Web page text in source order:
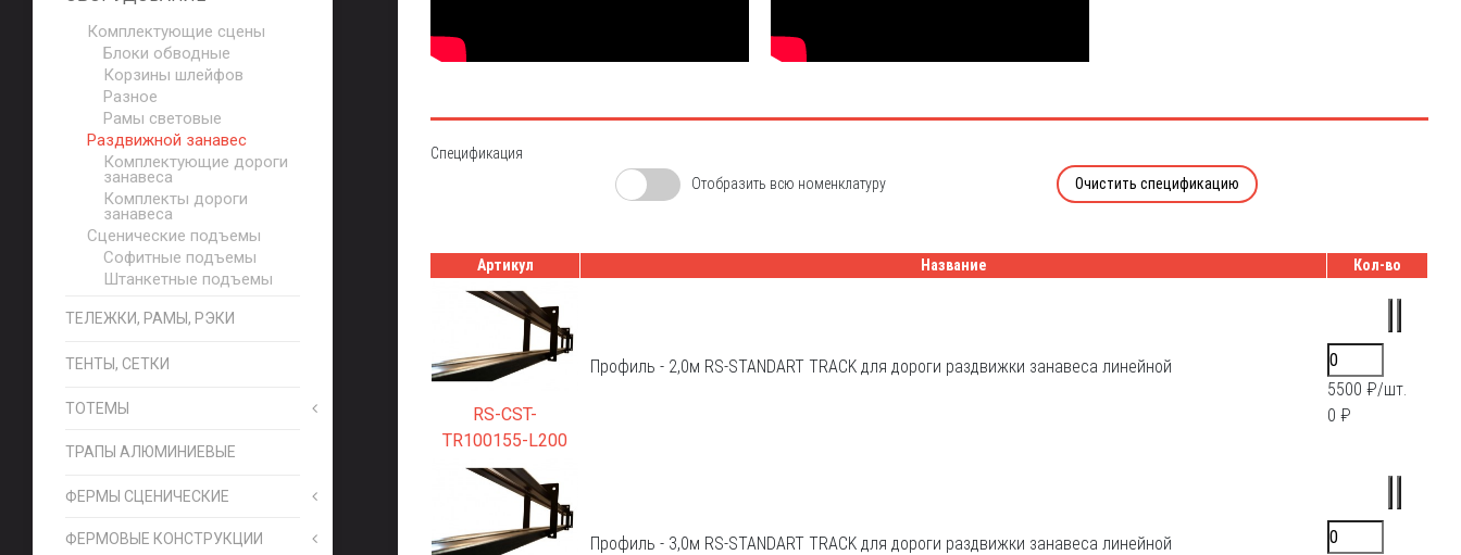
Комплектующие сцены
Блоки обводные
Корзины шлейфов
Разное
Рамы световые
Раздвижной занавес
Комплектующие дороги
занавеса
Комплекты дороги
занавеса
Сценические подъемы
Софитные подъемы
Штанкетные подъемы
ТЕЛЕЖКИ, РАМЫ, РЭКИ
ТЕНТЫ, СЕТКИ
ТОТЕМЫ
ТРАПЫ АЛЮМИНИЕВЫЕ
ФЕРМЫ СЦЕНИЧЕСКИЕ
ФЕРМОВЫЕ КОНСТРУКЦИИ
Спецификация
Отобразить всю номенклатуру
Очистить спецификацию
Артикул Название Кол-во
RS-CST-
TR100155-L200
Профиль - 2,0м RS-STANDART TRACK для дороги раздвижки занавеса линейной
5500 ₽/шт.
0 ₽
Профиль - 3,0м RS-STANDART TRACK для дороги раздвижки занавеса линейной